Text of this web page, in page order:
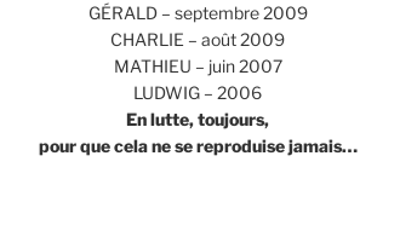
GÉRALD – septembre 2009
CHARLIE – août 2009
MATHIEU – juin 2007
LUDWIG – 2006
En lutte, toujours,
pour que cela ne se reproduise jamais…